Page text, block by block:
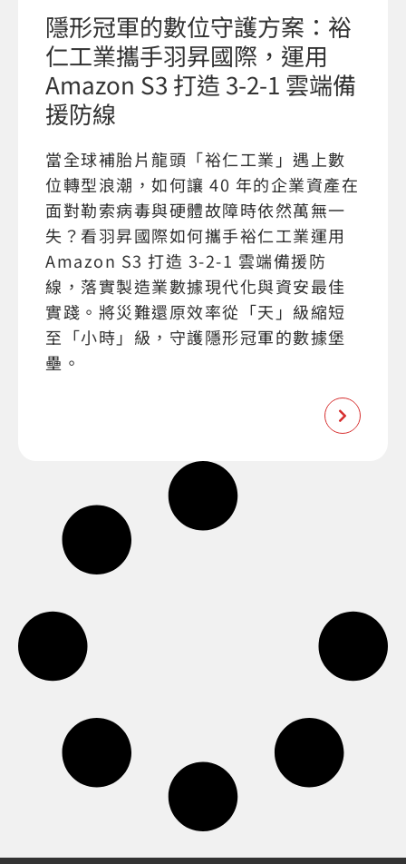
隱形冠軍的數位守護方案：裕
仁工業攜手羽昇國際，運用
Amazon S3 打造 3-2-1 雲端備
援防線
當全球補胎片龍頭「裕仁工業」遇上數
位轉型浪潮，如何讓 40 年的企業資產在
面對勒索病毒與硬體故障時依然萬無一
失？看羽昇國際如何攜手裕仁工業運用
Amazon S3 打造 3-2-1 雲端備援防
線，落實製造業數據現代化與資安最佳
實踐。將災難還原效率從「天」級縮短
至「小時」級，守護隱形冠軍的數據堡
壘。